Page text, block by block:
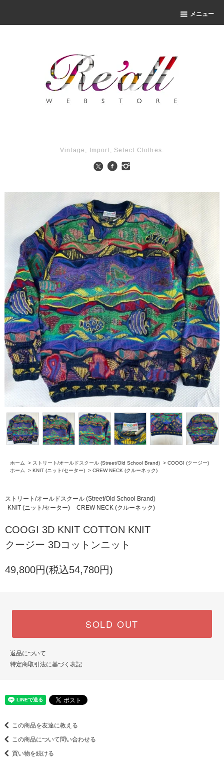
メニュー
Vintage, Import, Select Clothes.
ホーム > ストリート/オールドスクール (Street/Old School Brand) > COOGI (クージー)
ホーム
> KNIT (ニット/セーター) > CREW NECK (クルーネック)
ストリート/オールドスクール (Street/Old School Brand)
KNIT (ニット/セーター)
CREW NECK (クルーネック)
COOGI 3D KNIT COTTON KNIT
クージー 3Dコットンニット
49,800円(税込54,780円)
SOLD OUT
返品について
特定商取引法に基づく表記
この商品を友達に教える
この商品について問い合わせる
買い物を続ける